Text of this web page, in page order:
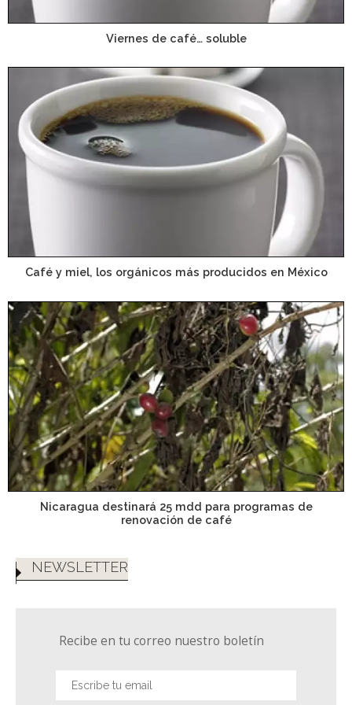
Viernes de café… soluble
Café y miel, los orgánicos más producidos en México
Nicaragua destinará 25 mdd para programas de
renovación de café
NEWSLETTER
Recibe en tu correo nuestro boletín